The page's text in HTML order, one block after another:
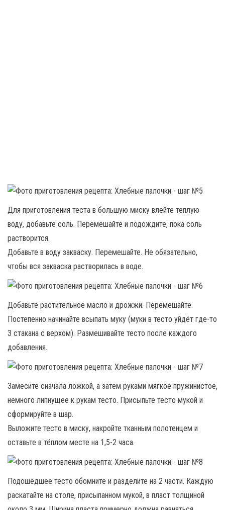
Для приготовления теста в большую миску влейте теплую
воду, добавьте соль. Перемешайте и подождите, пока соль
растворится.
Добавьте в воду закваску. Перемешайте. Не обязательно,
чтобы вся закваска растворилась в воде.
Добавьте растительное масло и дрожжи. Перемешайте.
Постепенно начинайте всыпать муку (муки в тесто уйдёт где-то
3 стакана с верхом). Размешивайте тесто после каждого
добавления.
Замесите сначала ложкой, а затем руками мягкое пружинистое,
немного липнущее к рукам тесто. Присыпьте тесто мукой и
сформируйте в шар.
Выложите тесто в миску, накройте тканным полотенцем и
оставьте в тёплом месте на 1,5-2 часа.
Подошедшее тесто обомните и разделите на 2 части. Каждую
раскатайте на столе, присыпанном мукой, в пласт толщиной